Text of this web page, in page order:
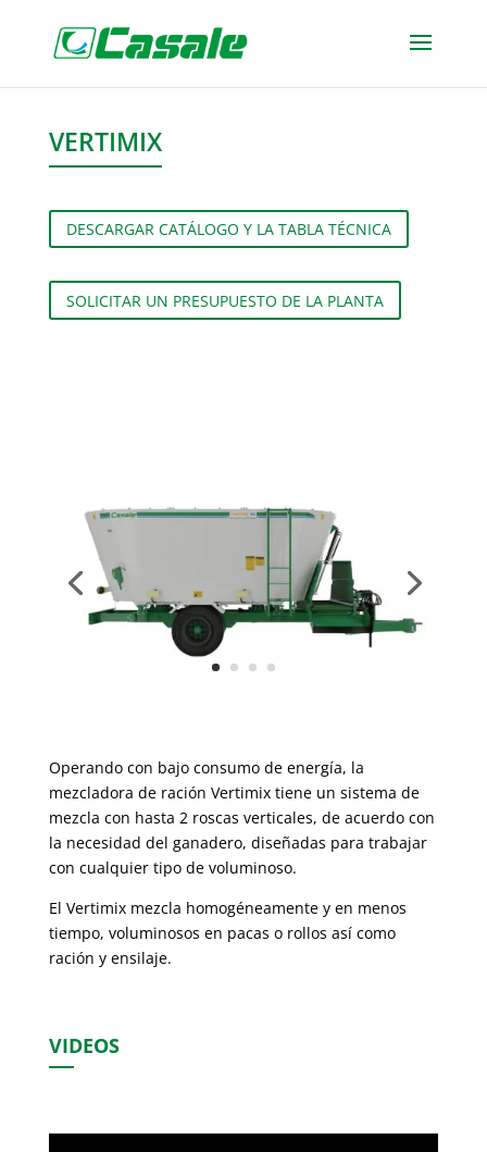
VERTIMIX
DESCARGAR CATÁLOGO Y LA TABLA TÉCNICA
SOLICITAR UN PRESUPUESTO DE LA PLANTA
Operando con bajo consumo de energía, la
mezcladora de ración Vertimix tiene un sistema de
mezcla con hasta 2 roscas verticales, de acuerdo con
la necesidad del ganadero, diseñadas para trabajar
con cualquier tipo de voluminoso.
El Vertimix mezcla homogéneamente y en menos
tiempo, voluminosos en pacas o rollos así como
ración y ensilaje.
VIDEOS